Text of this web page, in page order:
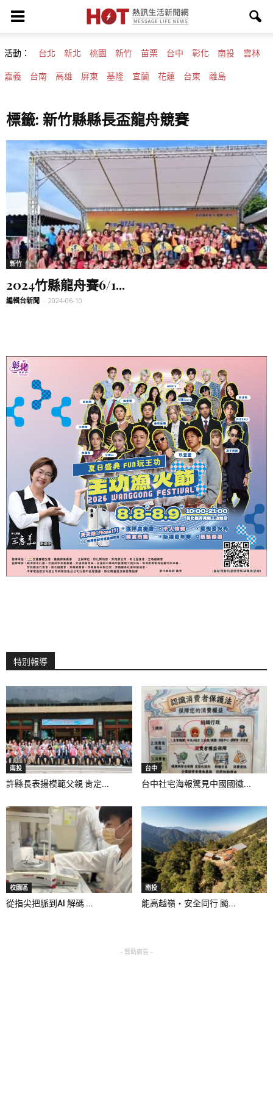
活動： 台北 新北 桃園 新竹 苗栗 台中 彰化 南投 雲林
嘉義 台南 高雄 屏東 基隆 宜蘭 花蓮 台東 離島
標籤: 新竹縣縣長盃龍舟競賽
新竹
2024竹縣龍舟賽6/1...
編輯台新聞 - 2024-06-10
特別報導
南投
許縣長表揚模範父親 肯定...
台中
台中社宅海報驚見中國國徽...
校園區
從指尖把脈到AI 解碼 ...
南投
能高越嶺‧安全同行 颱...
- 贊助廣告 -